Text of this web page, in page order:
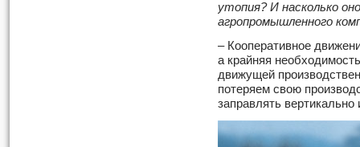
утопия? И насколько
агропромышленного
– Кооперативное
а крайняя
движущей
потеряем свою
заправлять вертикально